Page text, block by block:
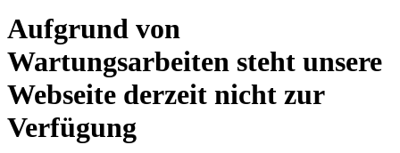
Aufgrund von
Wartungsarbeiten steht unsere
Webseite derzeit nicht zur
Verfügung